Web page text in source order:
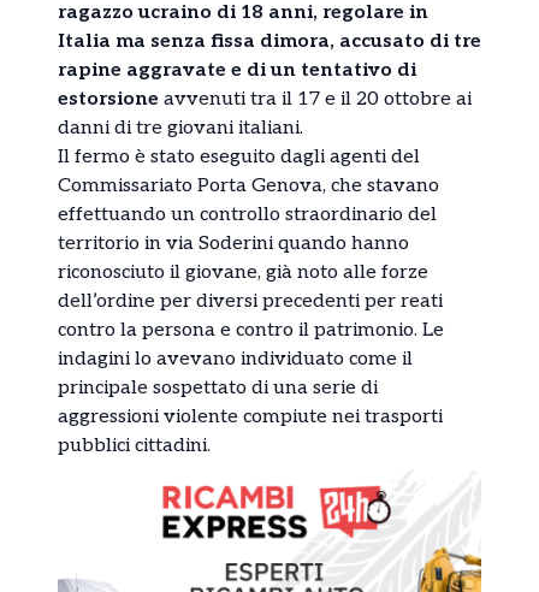
ragazzo ucraino di 18 anni, regolare in
Italia ma senza fissa dimora, accusato di tre
rapine aggravate e di un tentativo di
estorsione avvenuti tra il 17 e il 20 ottobre ai
danni di tre giovani italiani.
Il fermo è stato eseguito dagli agenti del
Commissariato Porta Genova, che stavano
effettuando un controllo straordinario del
territorio in via Soderini quando hanno
riconosciuto il giovane, già noto alle forze
dell’ordine per diversi precedenti per reati
contro la persona e contro il patrimonio. Le
indagini lo avevano individuato come il
principale sospettato di una serie di
aggressioni violente compiute nei trasporti
pubblici cittadini.